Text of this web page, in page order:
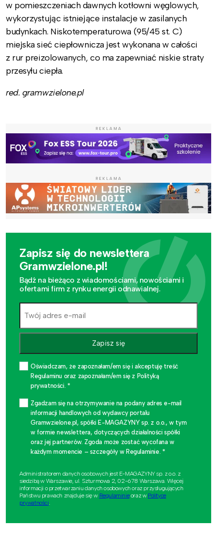
w pomieszczeniach dawnych kotłowni węglowych,
wykorzystując istniejące instalacje w zasilanych
budynkach. Niskotemperaturowa (95/45 st. C)
miejska sieć ciepłownicza jest wykonana w całości
z rur preizolowanych, co ma zapewniać niskie straty
przesyłu ciepła.
red. gramwzielone.pl
REKLAMA
REKLAMA
Zapisz się do newslettera
Gramwzielone.pl!
Bądź na bieżąco z wiadomościami, nowościami i
ofertami firm z rynku energii odnawialnej.
Zapisz się
Oświadczam, że zapoznałam/em się i akceptuję treść
Regulaminu oraz zapoznałam/em się z Polityką
prywatności. *
Zgadzam się na otrzymywanie na podany adres e-mail
informacji handlowych od wydawcy portalu
Gramwzielone.pl, spółki E-MAGAZYNY sp. z o.o., w tym
w formie newslettera, dotyczących działalności spółki
oraz jej partnerów. Zgoda może zostać wycofana w
każdym momencie – szczegóły w Regulaminie. *
Administratorem danych osobowych jest E-MAGAZYNY sp. z o.o. z
siedzibą w Warszawie, ul. Szturmowa 2, 02-678 Warszawa. Więcej
informacji o przetwarzaniu danych osobowych oraz przysługujących
Państwu prawach znajduje się w Regulaminieoraz w Polityce
prywatności.